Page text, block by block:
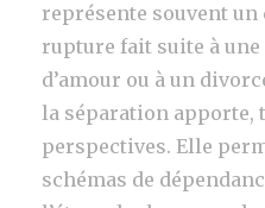
représente souvent
rupture fait suite à
d’amour ou à un
la séparation apporte,
perspectives. Elle
schémas de